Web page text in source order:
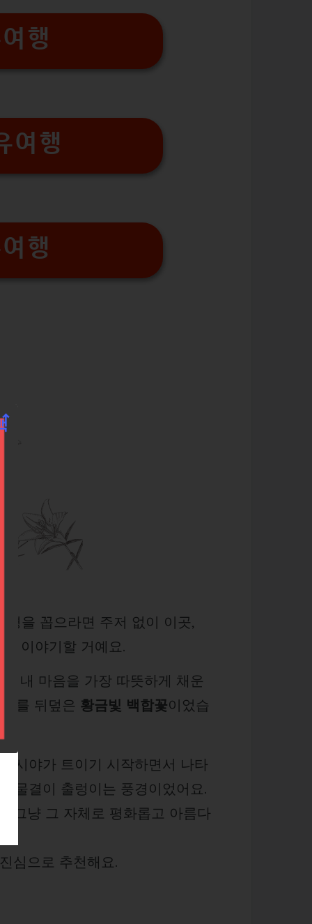
행
여행
행
을 꼽으라면 주저 없이 이곳,
이야기할 거예요.
, 내 마음을 가장 따뜻하게 채운
를 뒤덮은 황금빛 백합꽃이었습
시야가 트이기 시작하면서 나타
물결이 출렁이는 풍경이었어요.
그냥 그 자체로 평화롭고 아름다
심으로 추천해요.